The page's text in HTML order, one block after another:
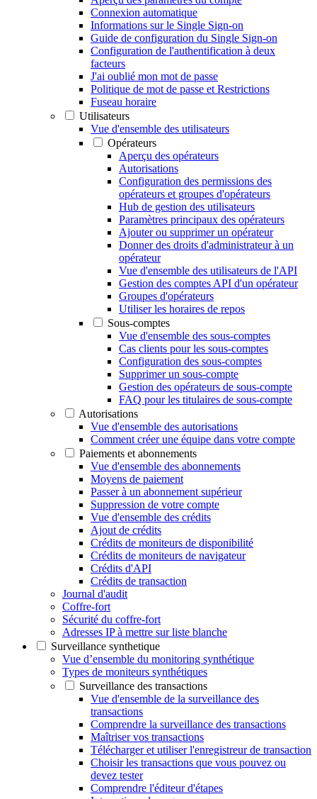
Connexion automatique
Informations sur le Single Sign-on
Guide de configuration du Single Sign-on
Configuration de l'authentification à deux
facteurs
J'ai oublié mon mot de passe
Politique de mot de passe et Restrictions
Fuseau horaire
Utilisateurs
Vue d'ensemble des utilisateurs
Opérateurs
Aperçu des opérateurs
Autorisations
Configuration des permissions des
opérateurs et groupes d'opérateurs
Hub de gestion des utilisateurs
Paramètres principaux des opérateurs
Ajouter ou supprimer un opérateur
Donner des droits d'administrateur à un
opérateur
Vue d'ensemble des utilisateurs de l'API
Gestion des comptes API d'un opérateur
Groupes d'opérateurs
Utiliser les horaires de repos
Sous-comptes
Vue d'ensemble des sous-comptes
Cas clients pour les sous-comptes
Configuration des sous-comptes
Supprimer un sous-compte
Gestion des opérateurs de sous-compte
FAQ pour les titulaires de sous-compte
Autorisations
Vue d'ensemble des autorisations
Comment créer une équipe dans votre compte
Paiements et abonnements
Vue d'ensemble des abonnements
Moyens de paiement
Passer à un abonnement supérieur
Suppression de votre compte
Vue d'ensemble des crédits
Ajout de crédits
Crédits de moniteurs de disponibilité
Crédits de moniteurs de navigateur
Crédits d'API
Crédits de transaction
Journal d'audit
Coffre-fort
Sécurité du coffre-fort
Adresses IP à mettre sur liste blanche
Surveillance synthetique
Vue d’ensemble du monitoring synthétique
Types de moniteurs synthétiques
Surveillance des transactions
Vue d'ensemble de la surveillance des
transactions
Comprendre la surveillance des transactions
Maîtriser vos transactions
Télécharger et utiliser l'enregistreur de transaction
Choisir les transactions que vous pouvez ou
devez tester
Comprendre l'éditeur d'étapes